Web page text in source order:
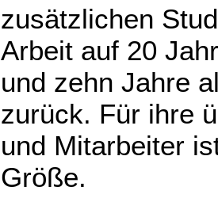
zusätzlichen
Arbeit auf 20
und zehn Jahre
zurück. Für ihre
und Mitarbeiter
Größe.